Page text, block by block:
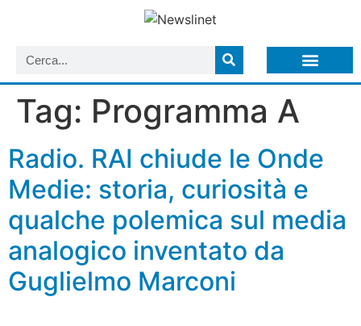
Tag: Programma A
Radio. RAI chiude le Onde
Medie: storia, curiosità e
qualche polemica sul media
analogico inventato da
Guglielmo Marconi